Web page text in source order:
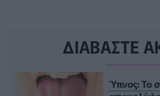
ΔΙΑΒΑΣΤΕ
Ύπνος: Το